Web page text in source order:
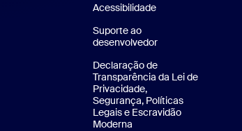
Acessibilidade
Suporte ao
desenvolvedor
Declaração de
Transparência da Lei de
Privacidade,
Segurança, Políticas
Legais e Escravidão
Moderna